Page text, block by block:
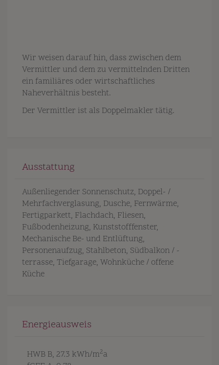
Wir weisen darauf hin, dass zwischen dem
Vermittler und dem zu vermittelnden Dritten
ein familiäres oder wirtschaftliches
Naheverhältnis besteht.
Der Vermittler ist als Doppelmakler tätig.
Ausstattung
Außenliegender Sonnenschutz Doppel- /
Mehrfachverglasung Dusche Fernwärme
Fertigparkett Flachdach Fliesen
Fußbodenheizung Kunststofffenster
Mechanische Be- und Entlüftung
Personenaufzug Stahlbeton Südbalkon / -
terrasse Tiefgarage Wohnküche / offene
Küche
Energieausweis
HWB B, 27.3 kWh/m2a